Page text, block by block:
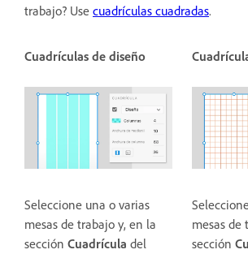
trabajo? Use cuadrículas cuadradas.
Cuadrículas de diseño
Seleccione una o varias
mesas de trabajo y, en la
sección Cuadrícula del
mesas de
sección